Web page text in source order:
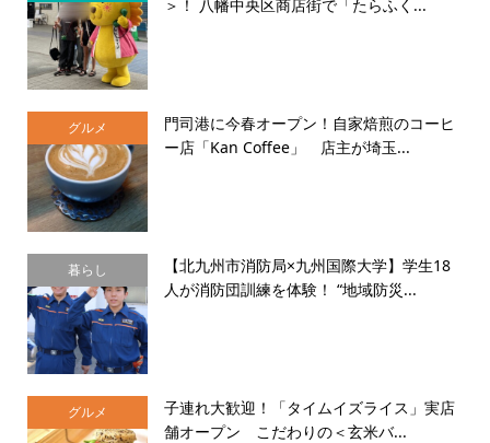
＞！ 八幡中央区商店街で「たらふく...
グルメ
門司港に今春オープン！自家焙煎のコーヒ
ー店「Kan Coffee」 店主が埼玉...
暮らし
【北九州市消防局×九州国際大学】学生18
人が消防団訓練を体験！ “地域防災...
グルメ
子連れ大歓迎！「タイムイズライス」実店
舗オープン こだわりの＜玄米バ...